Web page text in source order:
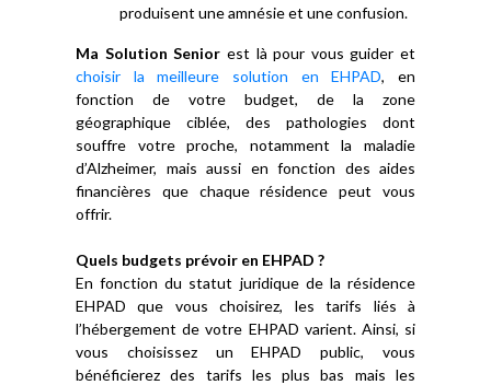
produisent une amnésie et une confusion.
Ma Solution Senior est là pour vous guider et
choisir la meilleure solution en EHPAD, en
fonction de votre budget, de la zone
géographique ciblée, des pathologies dont
souffre votre proche, notamment la maladie
d’Alzheimer, mais aussi en fonction des aides
financières que chaque résidence peut vous
offrir.
Quels budgets prévoir en EHPAD ?
En fonction du statut juridique de la résidence
EHPAD que vous choisirez, les tarifs liés à
l’hébergement de votre EHPAD varient. Ainsi, si
vous choisissez un EHPAD public, vous
bénéficierez des tarifs les plus bas mais les